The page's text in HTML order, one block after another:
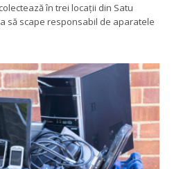
în trei locații din Satu
să scape responsabil de aparatele